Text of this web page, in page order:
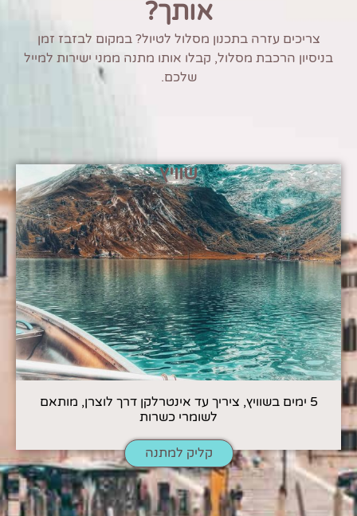
אותך?
צריכים עזרה בתכנון מסלול לטיול? במקום לבזבז זמן
בניסיון הרכבת מסלול, קבלו אותו מתנה ממני ישירות למייל
שלכם.
שוויץ
5 ימים בשוויץ, ציריך עד אינטרלקן דרך לוצרן, מותאם
לשומרי כשרות
קליק למתנה